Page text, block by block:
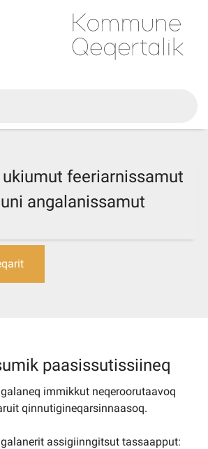
feeriarnissamut
angalanissamut
paasissutissiineq
immikkut neqeroorutaavoq
qinnutigineqarsinnaasoq.
assigiinngitsut tassaapput: